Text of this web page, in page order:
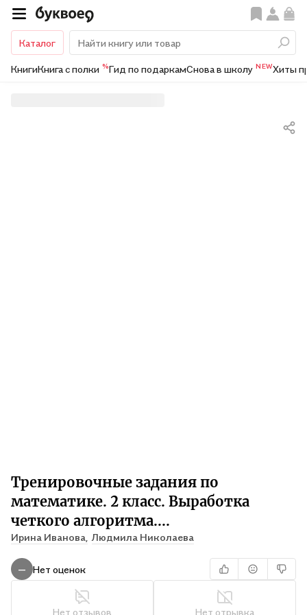
Каталог
КнигиКнига с полки %Гид по подаркамСнова в школу NEWХиты
Тренировочные задания по
математике. 2 класс. Выработка
четкого алгоритма....
Ирина Иванова, Людмила Николаева
— Нет оценок
Нет отзывов Нет отрывка